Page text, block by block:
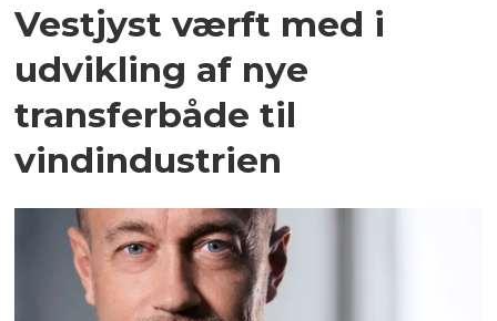
Vestjyst værft med i
udvikling af nye
transferbåde til
vindindustrien